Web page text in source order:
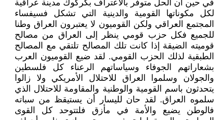
في حين أن الحل متوفر بالاعتراف بكركوك مدينة عراقية
لكل مكوناتها القومية والدينية التي تشكل فسيفساء
المجتمع العراقي ولكن القوميون لا يعتبرون العراق وطنا
للجميع فكل حزب قومي ينظر إلى العراق من مصالح
قوميته الضيقة إذا كانت تلك المصالح تلتقي مع المصالح
الطبقية لذلك الحزب القومي. لقد ضيع القوميون العرب
بشعاراتهم الجوفاء وسياساتهم الرعناء كل فلسطين
والجولان وسلموا العراق للاحتلال الأمريكي ولا زالوا
يتحدثون باسم القومية والوطنية والمقاومة للاحتلال الذي
سلموه العراق. لقد حان لليسار أن يستيقظ من سباته
فالوطن يضيع والأمة في مأزق فلتتوحد كل القوى